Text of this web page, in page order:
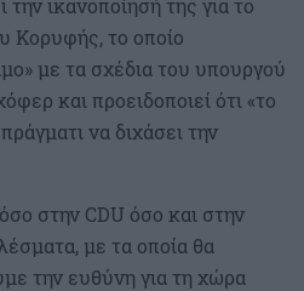
ικανοποίησή της για το
Κορυφής, το οποίο
με τα σχέδια του υπουργού
και προειδοποιεί ότι «το
να διχάσει την
στην CDU όσο και στην
με τα οποία θα
την ευθύνη για τη χώρα